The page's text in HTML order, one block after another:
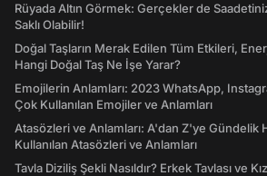
Rüyada Altın Görmek: Gerçekler de
Saklı Olabilir!
Doğal Taşların Merak Edilen Tüm Etkileri,
Hangi Doğal Taş Ne İşe Yarar?
Emojilerin Anlamları: 2023 WhatsApp,
Çok Kullanılan Emojiler ve Anlamları
Atasözleri ve Anlamları: A'dan Z'ye Gündelik
Kullanılan Atasözleri ve Anlamları
Tavla Diziliş Şekli Nasıldır? Erkek Tavlası ve